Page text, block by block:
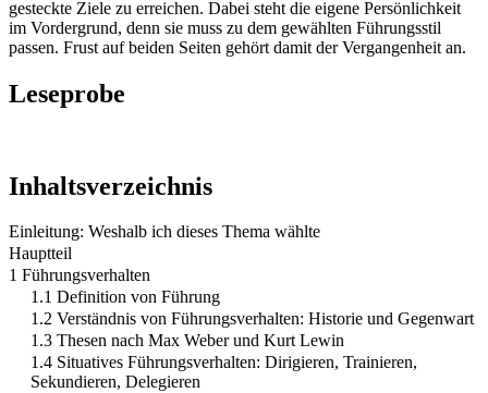
gesteckte Ziele zu erreichen. Dabei steht die eigene Persönlichkeit
im Vordergrund, denn sie muss zu dem gewählten Führungsstil
passen. Frust auf beiden Seiten gehört damit der Vergangenheit an.
Leseprobe
Inhaltsverzeichnis
Einleitung: Weshalb ich dieses Thema wählte
Hauptteil
1 Führungsverhalten
1.1 Definition von Führung
1.2 Verständnis von Führungsverhalten: Historie und Gegenwart
1.3 Thesen nach Max Weber und Kurt Lewin
1.4 Situatives Führungsverhalten: Dirigieren, Trainieren,
Sekundieren, Delegieren